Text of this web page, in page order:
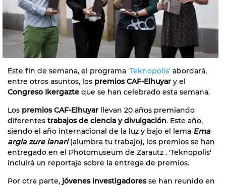
Este fin de semana, el programa 'Teknopolis' abordará,
entre otros asuntos, los premios CAF-Elhuyar y el
Congreso Ikergazte que se han celebrado esta semana.
Los premios CAF-Elhuyar llevan 20 años premiando
diferentes trabajos de ciencia y divulgación. Este año,
siendo el año internacional de la luz y bajo el lema Ema
argia zure lanari(alumbra tu trabajo), los premios se han
entregado en el Photomuseum de Zarautz . 'Teknopolis'
incluirá un reportaje sobre la entrega de premios.
Por otra parte, jóvenes investigadoresse han reunido en